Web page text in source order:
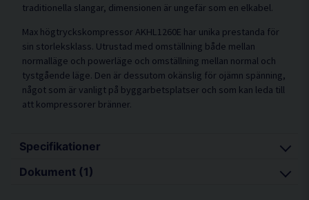
traditionella slangar, dimensionen är ungefär som en elkabel.
Max högtryckskompressor AKHL1260E har unika prestanda för
sin storleksklass. Utrustad med omställning både mellan
normalläge och powerläge och omställning mellan normal och
tystgående läge. Den är dessutom okänslig för ojämn spänning,
något som är vanligt på byggarbetsplatser och som kan leda till
att kompressorer bränner.
Specifikationer
Mått 337 (H) x 309 (B) x 583 (L) mm
Dokument (1)